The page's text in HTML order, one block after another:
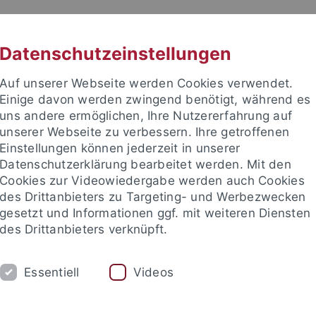
Fakultät
Empirische
Datenschutzeinstellungen
Auf unserer Webseite werden Cookies verwendet.
Einige davon werden zwingend benötigt, während es
uns andere ermöglichen, Ihre Nutzererfahrung auf
unserer Webseite zu verbessern. Ihre getroffenen
Einstellungen können jederzeit in unserer
Datenschutzerklärung bearbeitet werden. Mit den
Cookies zur Videowiedergabe werden auch Cookies
des Drittanbieters zu Targeting- und Werbezwecken
gesetzt und Informationen ggf. mit weiteren Diensten
des Drittanbieters verknüpft.
Essentiell Videos